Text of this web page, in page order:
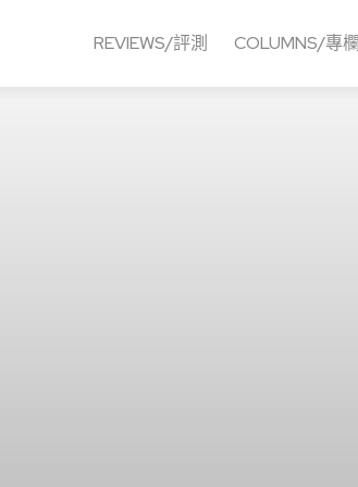
REVIEWS/評測 COLUMNS/專欄